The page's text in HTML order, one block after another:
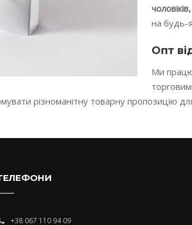
на будь-
Опт
Ми
різноманітну товарну пропозицію
+38 067 110 94 09